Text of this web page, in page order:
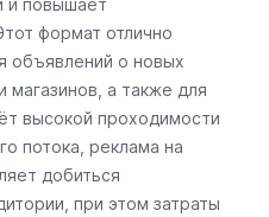
и повышает
формат отлично
объявлений о новых
магазинов, а также для
высокой проходимости
потока, реклама на
добиться
при этом затраты